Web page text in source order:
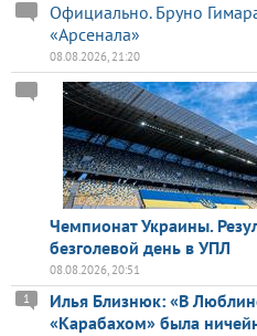
Официально. Бруно
«Арсенала»
08.08.2026, 21:20
Чемпионат Украины.
безголевой день в УПЛ
08.08.2026, 20:51
Илья Близнюк: «В
«Карабахом» была
1